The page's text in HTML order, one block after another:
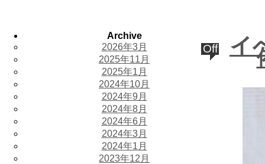
Off イ
Archive
2026年3月
2025年11月
2025年1月
2024年10月
2024年9月
2024年8月
2024年6月
2024年3月
2024年1月
2023年12月